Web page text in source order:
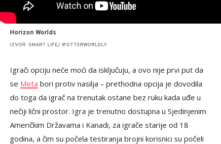
Horizon Worlds
IZVOR: SMART LIFE/ @OTTERWORLDLY
Igrači opciju neće moći da isključuju, a ovo nije prvi put da
se Meta bori protiv nasilja – prethodna opcija je dovodila
do toga da igrač na trenutak ostane bez ruku kada uđe u
nečiji lični prostor. Igra je trenutno dostupna u Sjedinjenim
Američkim Državama i Kanadi, za igrače starije od 18
godina, a čim su počela testiranja brojni korisnici su počeli